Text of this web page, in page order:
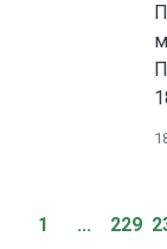
1 ... 229